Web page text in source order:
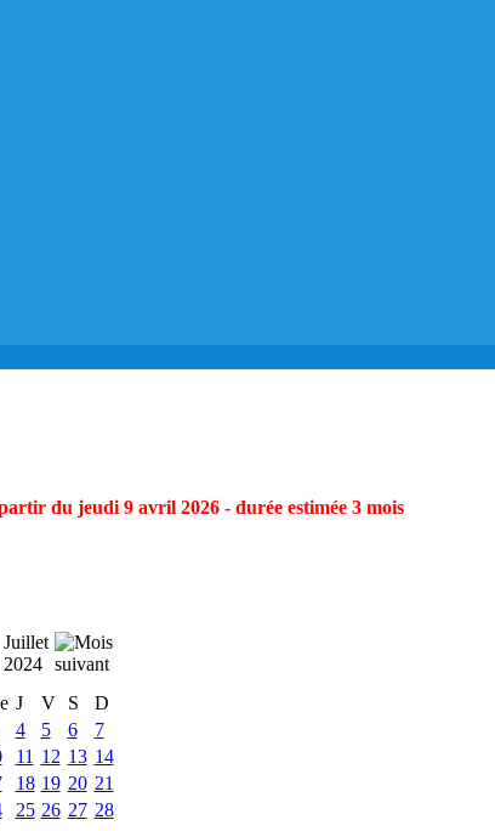
du jeudi 9 avril 2026 - durée estimée 3 mois
Juillet
2024
J V S
D
4 5 6
7
11 12 13 14
18 19 20 21
25 26 27 28